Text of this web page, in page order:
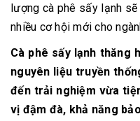
lượng cà phê sấy lạnh
nhiều cơ hội mới cho
Cà phê sấy lạnh thăng
nguyên liệu truyền
đến trải nghiệm vừa
vị đậm đà, khả năng